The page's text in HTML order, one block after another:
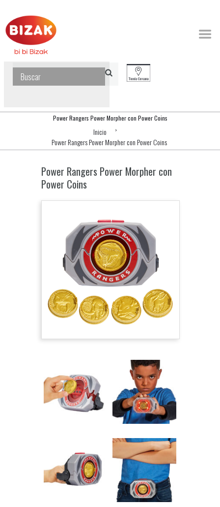
Power Rangers Power Morpher con Power Coins
Inicio
Power Rangers Power Morpher con Power Coins
Power Rangers Power Morpher con
Power Coins